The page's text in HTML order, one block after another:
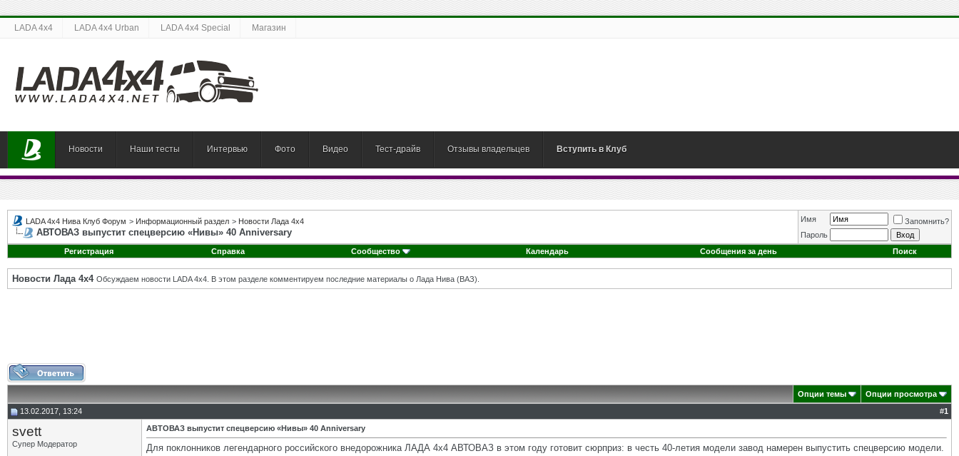
LADA 4x4 LADA 4x4 Urban LADA 4x4 Special Магазин
Новости Наши тесты Интервью Фото Видео Тест-драйв Отзывы владельцев Вступить в Клуб
LADA 4x4 Нива Клуб Форум > Информационный раздел > Новости Лада 4х4
АВТОВАЗ выпустит спецверсию «Нивы» 40 Anniversary
Имя
Запомнить?
Пароль
Регистрация
Справка Сообщество Календарь Сообщения за день Поиск
Новости Лада 4х4 Обсуждаем новости LADA 4x4. В этом разделе комментируем последние материалы о Лада Нива (ВАЗ).
Опции темы
Опции просмотра
13.02.2017, 13:24
#1
svett
Супер Модератор
АВТОВАЗ выпустит спецверсию «Нивы» 40 Anniversary
Для поклонников легендарного российского внедорожника ЛАДА 4х4 АВТОВАЗ в этом году готовит сюрприз: в честь 40-летия модели завод намерен выпустить спецверсию модели.